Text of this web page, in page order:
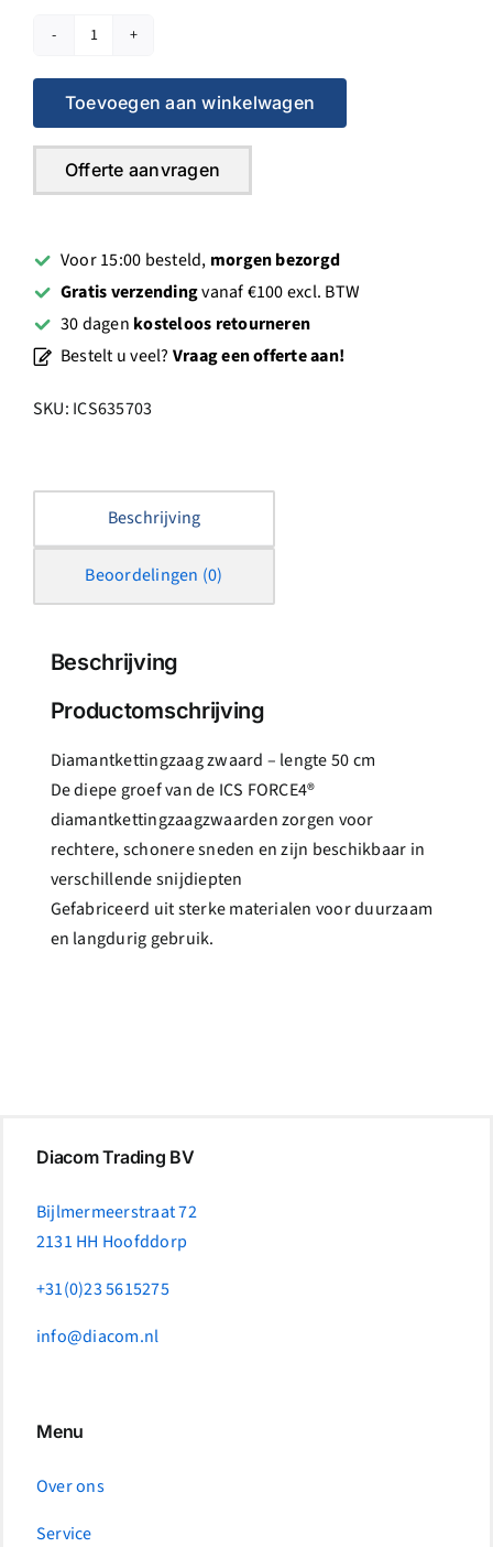
ICS635703
FORCE4
Guidebar
(880F4)
aantal
Toevoegen aan winkelwagen
Offerte aanvragen
Voor 15:00 besteld, morgen bezorgd
Gratis verzendingvanaf €100 excl. BTW
30 dagen kosteloos retourneren
Bestelt u veel? Vraag een offerte aan!
SKU: ICS635703
Beschrijving
Beoordelingen (0)
Beschrijving
Productomschrijving
Diamantkettingzaag zwaard – lengte 50 cm
De diepe groef van de ICS FORCE4®
diamantkettingzaagzwaarden zorgen voor
rechtere, schonere sneden en zijn beschikbaar in
verschillende snijdiepten
Gefabriceerd uit sterke materialen voor duurzaam
en langdurig gebruik.
Diacom Trading BV
Bijlmermeerstraat 72
2131 HH Hoofddorp
+31(0)23 5615275
info@diacom.nl
Menu
Over ons
Service